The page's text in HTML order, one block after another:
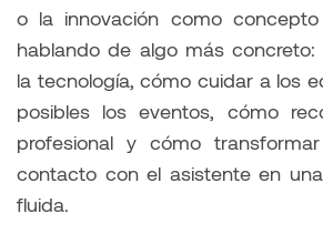
o la innovación como concepto
hablando de algo más
la tecnología, cómo cuidar a los
posibles los eventos, cómo
profesional y cómo
contacto con el asistente en
fluida.